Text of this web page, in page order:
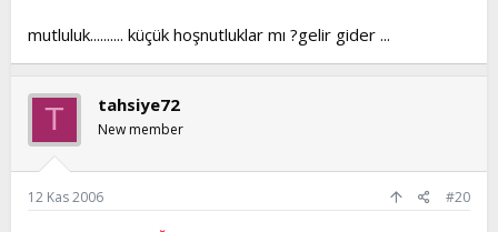
mutluluk.......... küçük hoşnutluklar mı ?gelir gider ...
T tahsiye72
New member
12 Kas 2006 #20